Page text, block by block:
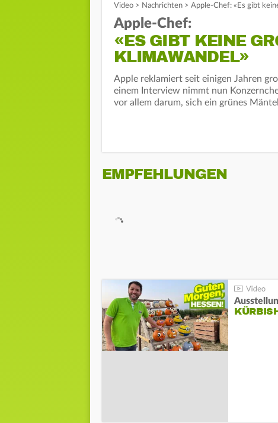
Video > Nachrichten > Apple-Chef: «Es gibt
Apple-Chef:
«ES GIBT KEINE
LIMAWANDEL»
Apple reklamiert seit einigen Jahren
einem Interview nimmt nun
vor allem darum, sich ein grünes
EMPFEHLUNGEN